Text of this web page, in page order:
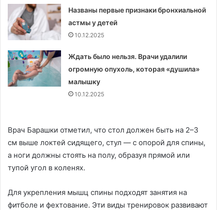
Названы первые признаки бронхиальной
астмы у детей
10.12.2025
Ждать было нельзя. Врачи удалили
огромную опухоль, которая «душила»
малышку
10.12.2025
Врач Барашки отметил, что стол должен быть на 2–3
см выше локтей сидящего, стул — с опорой для спины,
а ноги должны стоять на полу, образуя прямой или
тупой угол в коленях.
Для укрепления мышц спины подходят занятия на
фитболе и фехтование. Эти виды тренировок развивают